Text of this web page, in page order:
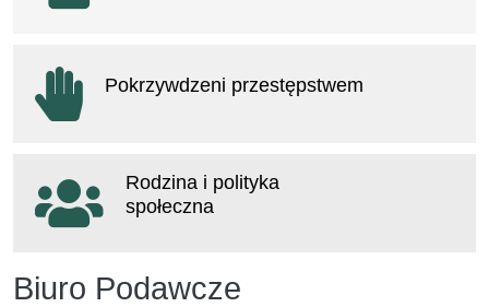
Biuro Podawcze
Pokrzywdzeni przestępstwem
Rodzina i polityka
społeczna